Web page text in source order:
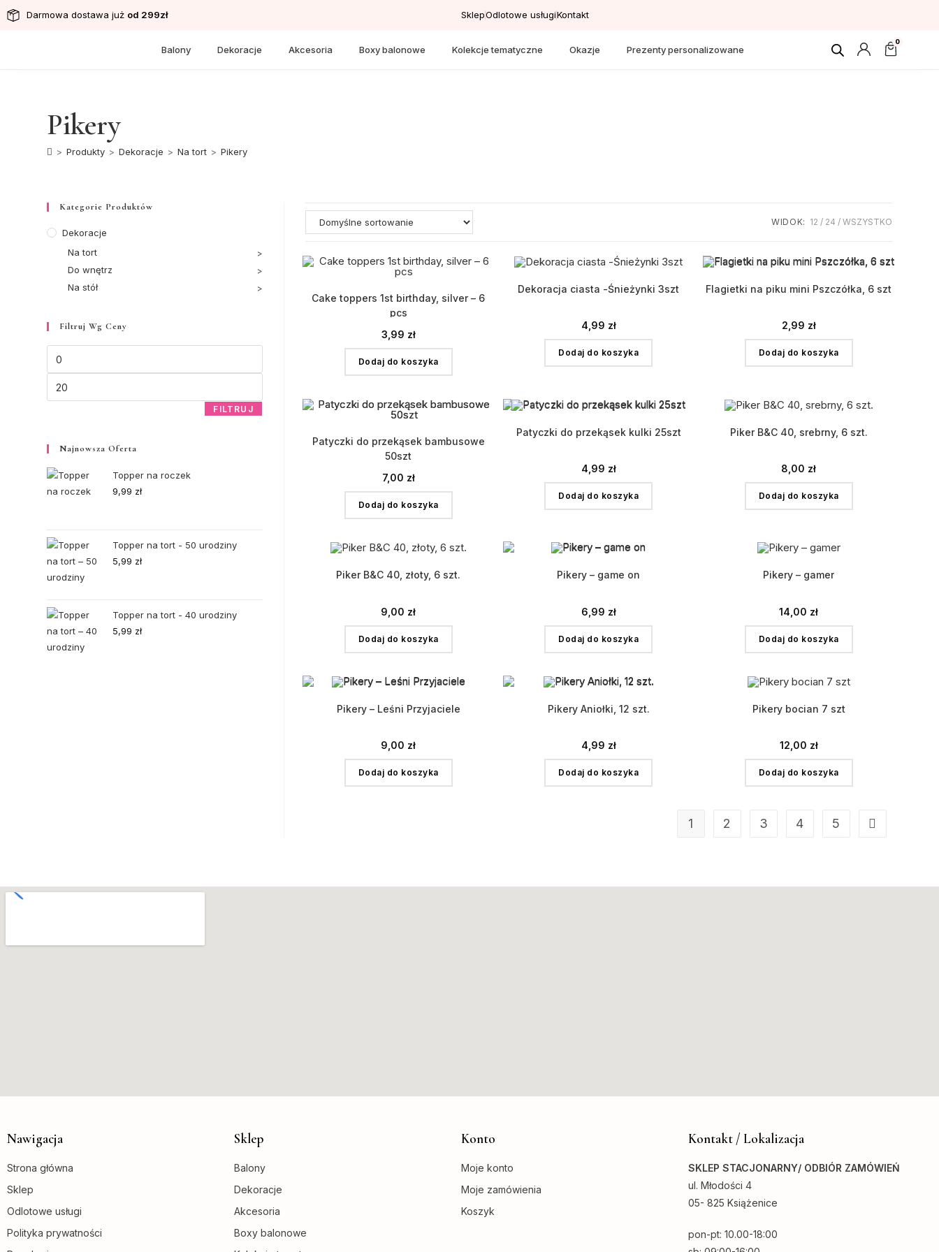
Darmowa dostawa już od 299zł SklepOdlotowe usługiKontakt
Balony Dekoracje Akcesoria Boxy balonowe Kolekcje tematyczne Okazje Prezenty personalizowane
0
Pikery
> Produkty > Dekoracje > Na tort > Pikery
WIDOK: 12 24 WSZYSTKO
Cake toppers 1st birthday, silver – 6
pcs
3,99 zł
Dodaj do koszyka
Dekoracja ciasta -Śnieżynki 3szt
4,99 zł
Dodaj do koszyka
Flagietki na piku mini Pszczółka, 6 szt
2,99 zł
Dodaj do koszyka
Patyczki do przekąsek bambusowe
50szt
7,00 zł
Dodaj do koszyka
Patyczki do przekąsek kulki 25szt
4,99 zł
Dodaj do koszyka
Piker B&C 40, srebrny, 6 szt.
8,00 zł
Dodaj do koszyka
Piker B&C 40, złoty, 6 szt.
9,00 zł
Dodaj do koszyka
Pikery – game on
6,99 zł
Dodaj do koszyka
Pikery – gamer
14,00 zł
Dodaj do koszyka
Pikery – Leśni Przyjaciele
9,00 zł
Dodaj do koszyka
Pikery Aniołki, 12 szt.
4,99 zł
Dodaj do koszyka
Pikery bocian 7 szt
12,00 zł
Dodaj do koszyka
1 2 3 4 5
Kategorie Produktów
Dekoracje
Na tort
Do wnętrz
Na stół
Filtruj Wg Ceny
FILTRUJ
Najnowsza Oferta
Topper na roczek
9,99 zł
Topper na tort - 50 urodziny
5,99 zł
Topper na tort - 40 urodziny
5,99 zł
Nawigacja
Strona główna
Sklep
Odlotowe usługi
Polityka prywatności
Sklep
Balony
Dekoracje
Akcesoria
Boxy balonowe
Konto
Moje konto
Moje zamówienia
Koszyk
Kontakt / Lokalizacja
SKLEP STACJONARNY/ ODBIÓR ZAMÓWIEŃ
ul. Młodości 4
05- 825 Książenice
pon-pt: 10.00-18:00